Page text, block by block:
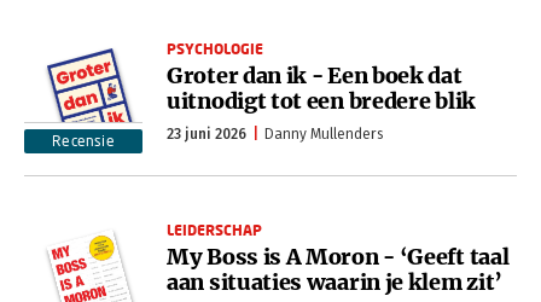
Recensie
PSYCHOLOGIE
Groter dan ik - Een boek dat
uitnodigt tot een bredere blik
23 juni 2026 Danny Mullenders
LEIDERSCHAP
My Boss is A Moron - ‘Geeft taal
aan situaties waarin je klem zit’